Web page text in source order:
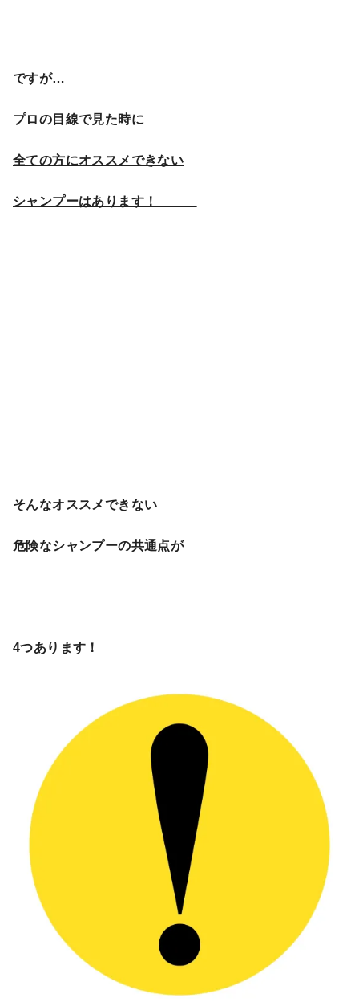
ですが…
プロの目線で見た時に
全ての方にオススメできない
シャンプーはあります！
そんなオススメできない
危険なシャンプーの共通点が
4つあります！